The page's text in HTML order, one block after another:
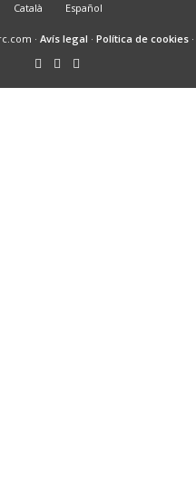
Català Español
· Avís legal · Política de cookies·